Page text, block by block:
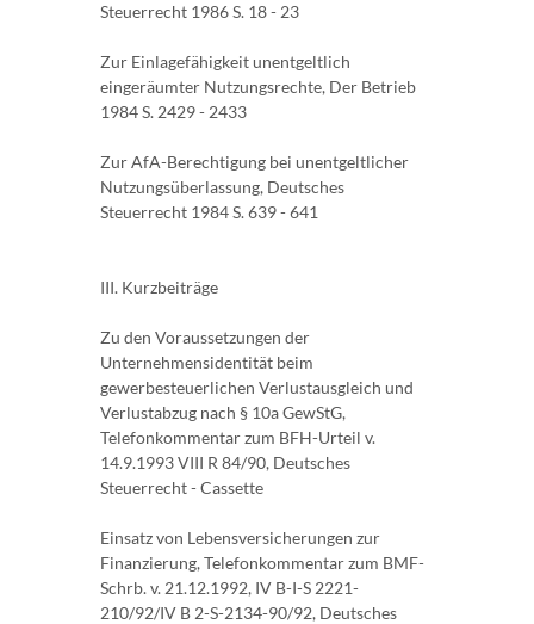
Steuerrecht 1986 S. 18 - 23
Zur Einlagefähigkeit unentgeltlich
eingeräumter Nutzungsrechte, Der Betrieb
1984 S. 2429 - 2433
Zur AfA-Berechtigung bei unentgeltlicher
Nutzungsüberlassung, Deutsches
Steuerrecht 1984 S. 639 - 641
III. Kurzbeiträge
Zu den Voraussetzungen der
Unternehmensidentität beim
gewerbesteuerlichen Verlustausgleich und
Verlustabzug nach § 10a GewStG,
Telefonkommentar zum BFH-Urteil v.
14.9.1993 VIII R 84/90, Deutsches
Steuerrecht - Cassette
Einsatz von Lebensversicherungen zur
Finanzierung, Telefonkommentar zum BMF-
Schrb. v. 21.12.1992, IV B-I-S 2221-
210/92/IV B 2-S-2134-90/92, Deutsches